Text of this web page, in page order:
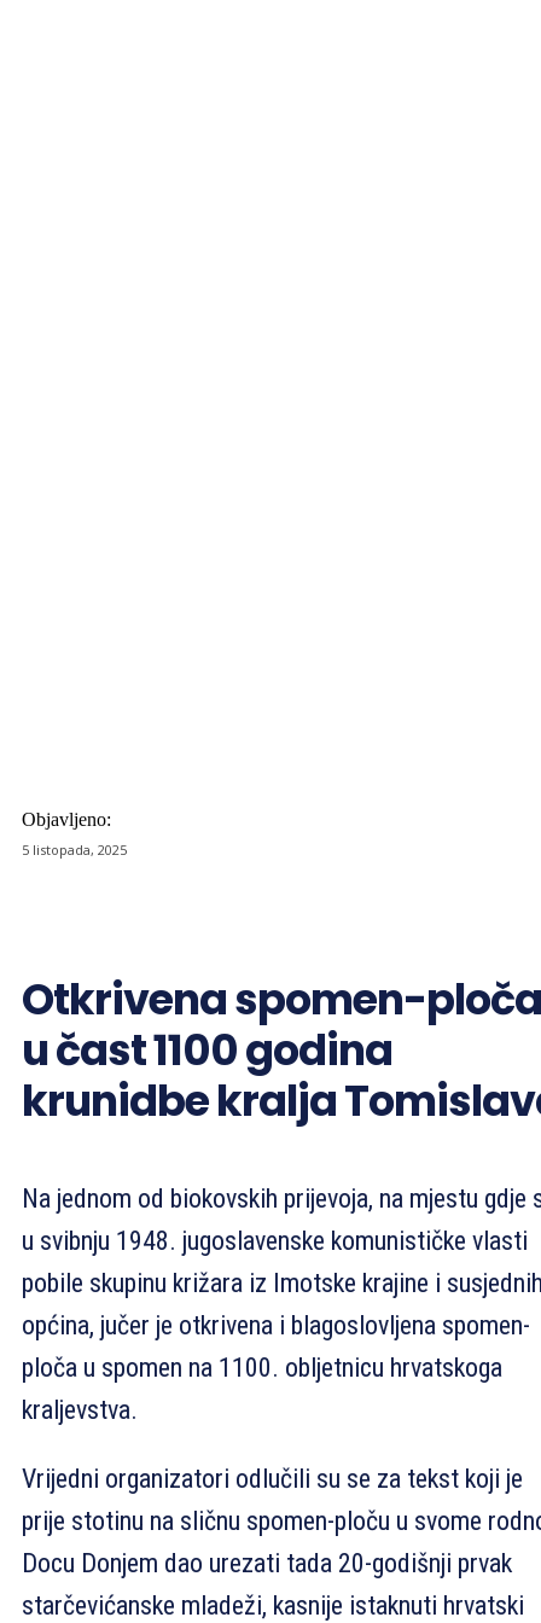
Objavljeno:
5 listopada, 2025
Otkrivena spomen-ploča
u čast 1100 godina
krunidbe kralja
Na jednom od biokovskih prijevoja, na mjestu gdje
u svibnju 1948. jugoslavenske komunističke vlasti
pobile skupinu križara iz Imotske krajine i
općina, jučer je otkrivena i blagoslovljena spomen-
ploča u spomen na 1100. obljetnicu hrvatskoga
kraljevstva.
Vrijedni organizatori odlučili su se za tekst koji je
prije stotinu na sličnu spomen-ploču u svome
Docu Donjem dao urezati tada 20-godišnji prvak
starčevićanske mladeži, kasnije istaknuti hrvatski